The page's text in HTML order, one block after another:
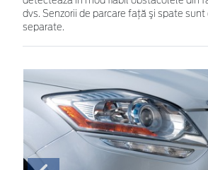
dvs. Senzorii de parcare faţă şi spate
separate.